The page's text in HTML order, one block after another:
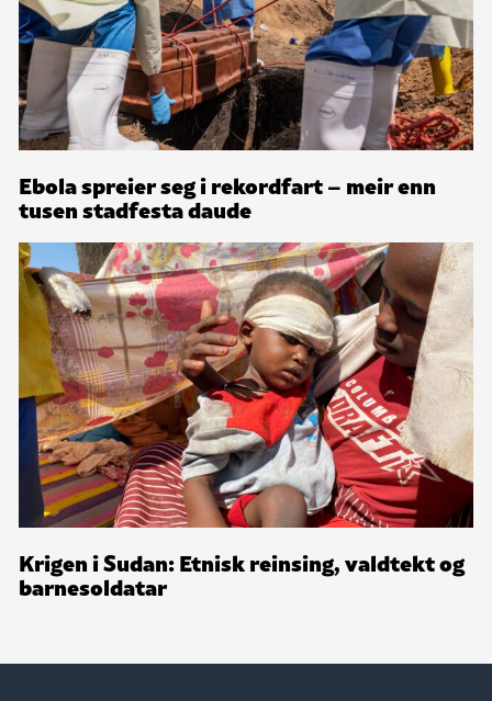
Ebola spreier seg i rekordfart – meir enn
tusen stadfesta daude
Krigen i Sudan: Etnisk reinsing, valdtekt og
barnesoldatar